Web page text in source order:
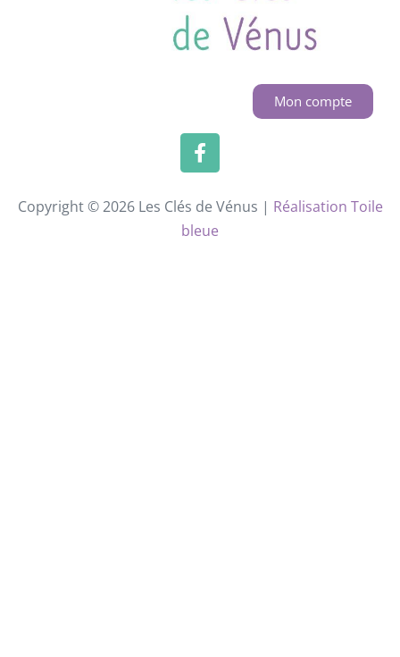
Mon compte
Copyright © 2026 Les Clés de Vénus | Réalisation Toile
bleue